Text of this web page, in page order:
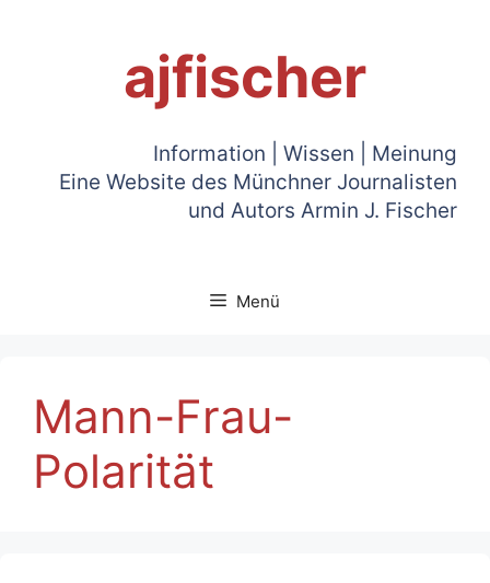
ajfischer
Information | Wissen | Meinung
Eine Website des Münchner Journalisten
und Autors Armin J. Fischer
Menü
Mann-Frau-
Polarität